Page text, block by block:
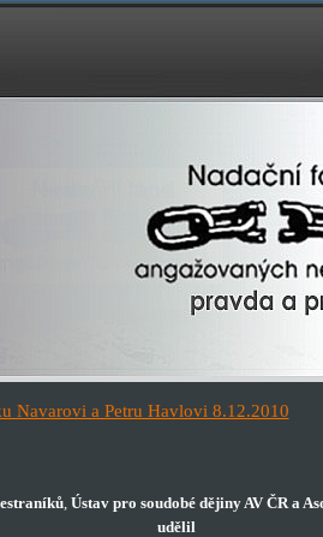
Navarovi a Petru Havlovi 8.12.2010
,Ústav pro soudobé dějiny AV ČR a
udělil